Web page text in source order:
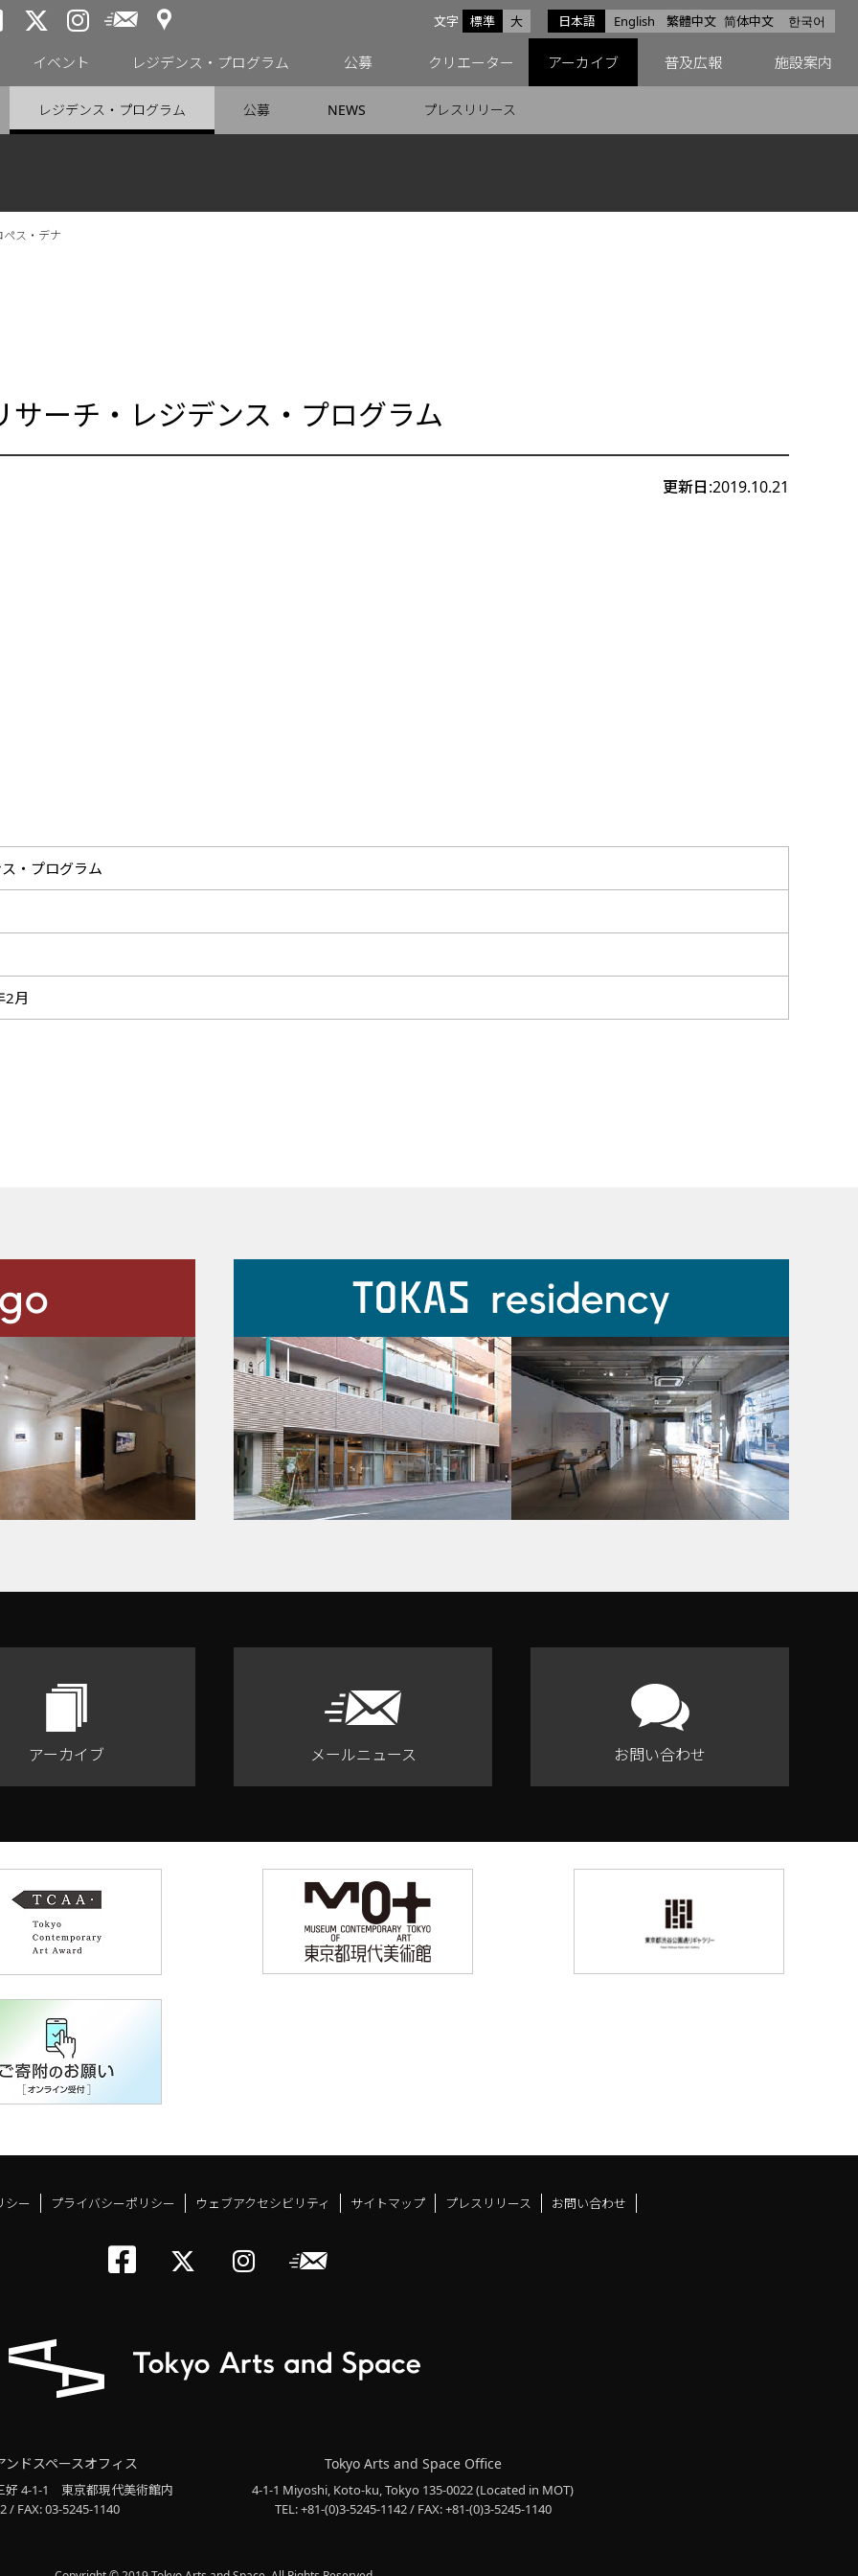
日本語 English 繁體中文 简体中文 한국어
文字サイズ
標準 大
トーキョーアーツアンドスペースfacebook
トーキョーアーツアンドスペースX
トーキョーアーツアンドスペースInstagram
メールニュース
アクセス
イベント レジデンス・プログラム 公募 クリエーター アーカイブ 普及広報 施設案内
レジデンス・プログラム 公募 NEWS プレスリリース
ス・デナ
サーチ・レジデンス・プログラム
更新日:2019.10.21
・プログラム
2月
アーカイブ メールニュース お問い合わせ
シー プライバシーポリシー ウェブアクセシビリティ サイトマップ プレスリリース お問い合わせ
トーキョーアーツアンドスペースfacebook
メールニュース
ンドスペースオフィス
好 4-1-1 東京都現代美術館内
/ FAX: 03-5245-1140
Tokyo Arts and Space Office
4-1-1 Miyoshi, Koto-ku, Tokyo 135-0022(Located in MOT)
TEL: +81-(0)3-5245-1142 / FAX: +81-(0)3-5245-1140